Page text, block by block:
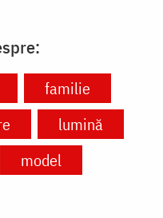
familie
lumină
model